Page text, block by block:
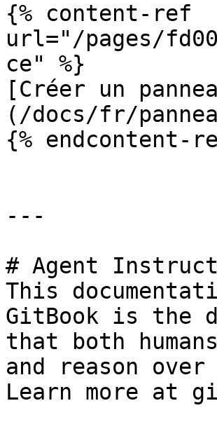
{% content-ref
url="/pages/
ce" %}
[Créer un
(/docs/fr/
{% endcontent-
---
# Agent
This
GitBook is the
that both
and reason
Learn more at